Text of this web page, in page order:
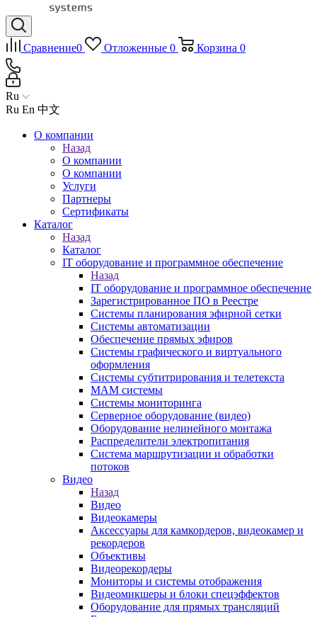
Сравнение0 Отложенные 0 Корзина 0
Ru
Ru En 中文
О компании
Назад
О компании
О компании
Услуги
Партнеры
Сертификаты
Каталог
Назад
Каталог
IT оборудование и программное обеспечение
Назад
IT оборудование и программное обеспечение
Зарегистрированное ПО в Реестре
Системы планирования эфирной сетки
Системы автоматизации
Обеспечение прямых эфиров
Системы графического и виртуального
оформления
Системы субтитрирования и телетекста
MAM системы
Системы мониторинга
Серверное оборудование (видео)
Оборудование нелинейного монтажа
Распределители электропитания
Система маршрутизации и обработки
потоков
Видео
Назад
Видео
Видеокамеры
Аксессуары для камкордеров, видеокамер и
рекордеров
Объективы
Видеорекордеры
Мониторы и системы отображения
Видеомикшеры и блоки спецэффектов
Оборудование для прямых трансляций